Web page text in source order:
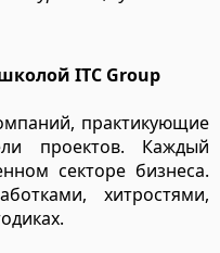
ITC Group
практикующие
проектов. Каждый
секторе бизнеса.
хитростями,